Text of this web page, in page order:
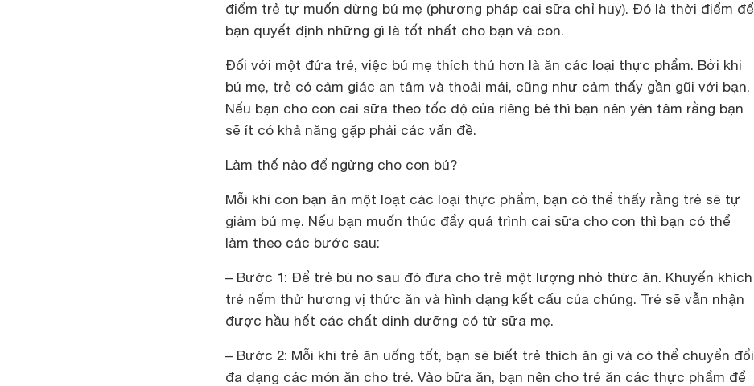
điểm trẻ tự muốn dừng bú mẹ (phương pháp cai sữa chỉ huy). Đó là thời điểm để
bạn quyết định những gì là tốt nhất cho bạn và con.
Đối với một đứa trẻ, việc bú mẹ thích thú hơn là ăn các loại thực phẩm. Bởi khi
bú mẹ, trẻ có cảm giác an tâm và thoải mái, cũng như cảm thấy gần gũi với bạn.
Nếu bạn cho con cai sữa theo tốc độ của riêng bé thì bạn nên yên tâm rằng bạn
sẽ ít có khả năng gặp phải các vấn đề.
Làm thế nào để ngừng cho con bú?
Mỗi khi con bạn ăn một loạt các loại thực phẩm, bạn có thể thấy rằng trẻ sẽ tự
giảm bú mẹ. Nếu bạn muốn thúc đẩy quá trình cai sữa cho con thì bạn có thể
làm theo các bước sau:
– Bước 1: Để trẻ bú no sau đó đưa cho trẻ một lượng nhỏ thức ăn. Khuyến khích
trẻ nếm thử hương vị thức ăn và hình dạng kết cấu của chúng. Trẻ sẽ vẫn nhận
được hầu hết các chất dinh dưỡng có từ sữa mẹ.
– Bước 2: Mỗi khi trẻ ăn uống tốt, bạn sẽ biết trẻ thích ăn gì và có thể chuyển đổi
đa dạng các món ăn cho trẻ. Vào bữa ăn, bạn nên cho trẻ ăn các thực phẩm để